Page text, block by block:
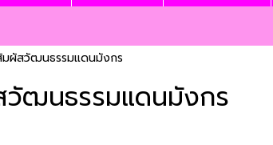
ผัสวัฒนธรรมแดนมังกร
ฒนธรรมแดนมังกร